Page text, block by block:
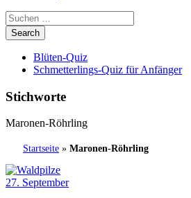
Blüten-Quiz
Schmetterlings-Quiz für Anfänger
Stichworte
Maronen-Röhrling
Startseite » Maronen-Röhrling
27. September